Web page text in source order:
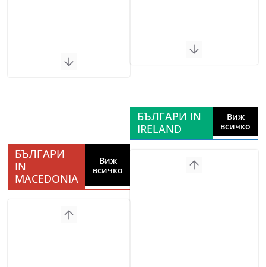
БЪЛГАРИ
IN
MACEDONIA
Виж
всичко
БЪЛГАРИ IN
IRELAND
Виж
всичко